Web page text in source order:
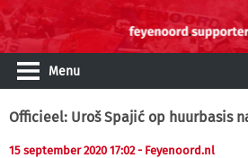
Menu
Officieel: Uroš Spajić op huurbasis
15 september 2020 17:02- Feyenoord.nl